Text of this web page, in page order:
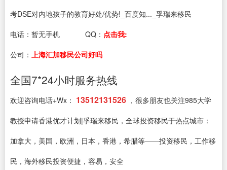
考DSE对内地孩子的教育好处/优势!_百度知..._孚瑞来移民
电话： 暂无手机 QQ： 点击我:
公司： 上海汇加移民公司好吗
全国7*24小时服务热线
欢迎咨询电话+Wx： 13512131526 ，很多朋友也关注985大学
教授申请香港优才计划|孚瑞来移民，全球投资移民于热点城市：
加拿大，美国，欧洲，日本，香港，希腊等——投资移民，工作移
民，海外移民投资便捷，容易，安全